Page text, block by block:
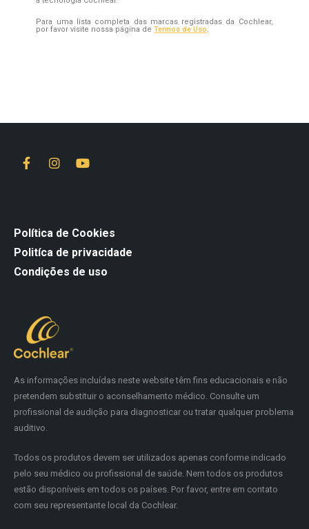
Para uma lista completa das marcas registradas da Cochlear,
por favor visite nossa página deTermos de Uso.
As informações incluídas neste website têm fins educacionais e não
pretendem substituir o aconselhamento médico. Consulte um
profissional de audição para diagnosticar ou tratar qualquer problema
auditivo.
Todos os produtos devem ser utilizados apenas conforme indicado
pelo seu médico ou profissional de saúde. Nem todos os produtos
estão disponíveis em todos os países. Por favor, entre em contato
com seu representante local da Cochlear.
Política de Cookies
Politíca de privacidade
Condições de uso